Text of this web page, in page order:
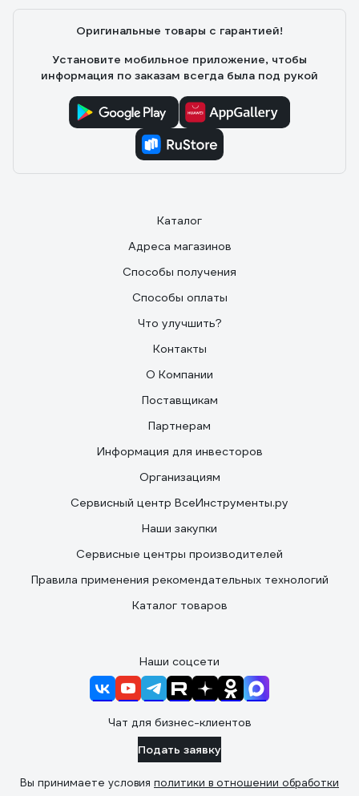
Оригинальные товары с гарантией!
Установите мобильное приложение, чтобы
информация по заказам всегда была под рукой
Каталог
Адреса магазинов
Способы получения
Способы оплаты
Что улучшить?
Контакты
О Компании
Поставщикам
Партнерам
Информация для инвесторов
Организациям
Сервисный центр ВсеИнструменты.ру
Наши закупки
Сервисные центры производителей
Правила применения рекомендательных технологий
Каталог товаров
Наши соцсети
Чат для бизнес-клиентов
Подать заявку
Вы принимаете условия политики в отношении обработки